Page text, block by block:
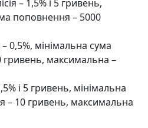
– 1,5% і 5 гривень,
поповнення – 5000
– 0,5%, мінімальна сума
максимальна –
і 5 гривень, мінімальна
– 10 гривень, максимальна